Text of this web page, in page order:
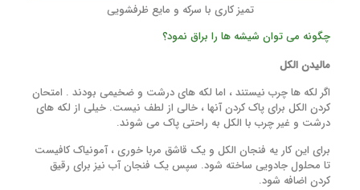
تمیز کاری با سرکه و مایع ظرفشویی
چگونه می توان شیشه ها را براق نمود؟
مالیدن الکل
اگر لکه ها چرب نیستند ، اما لکه های درشت و ضخیمی بودند . امتحان
کردن الکل برای پاک کردن آنها ، خالی از لطف نیست. خیلی از لکه های
درشت و غیر چرب با الکل به راحتی پاک می شوند.
برای این کار یه فنجان الکل و یک قاشق مربا خوری ، آمونیاک کافیست
تا محلول جادویی ساخته شود. سپس یک فنجان آب نیز برای رقیق
کردن اضافه شود.